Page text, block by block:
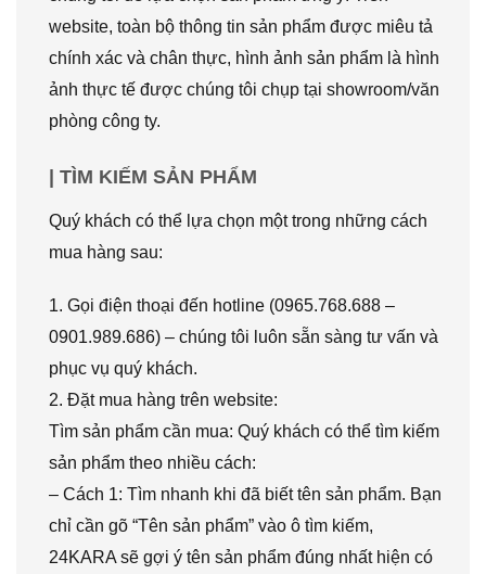
website, toàn bộ thông tin sản phẩm được miêu tả
chính xác và chân thực, hình ảnh sản phẩm là hình
ảnh thực tế được chúng tôi chụp tại showroom/văn
phòng công ty.
| TÌM KIẾM SẢN PHẨM
Quý khách có thể lựa chọn một trong những cách
mua hàng sau:
1. Gọi điện thoại đến hotline (0965.768.688 –
0901.989.686) – chúng tôi luôn sẵn sàng tư vấn và
phục vụ quý khách.
2. Đặt mua hàng trên website:
Tìm sản phẩm cần mua: Quý khách có thể tìm kiếm
sản phẩm theo nhiều cách:
– Cách 1: Tìm nhanh khi đã biết tên sản phẩm. Bạn
chỉ cần gõ “Tên sản phẩm” vào ô tìm kiếm,
24KARA sẽ gợi ý tên sản phẩm đúng nhất hiện có